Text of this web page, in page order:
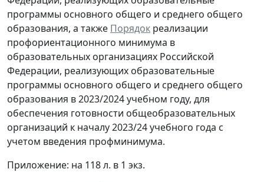
программы основного общего и среднего общего
образования, а также Порядок реализации
профориентационного минимума в
образовательных организациях Российской
Федерации, реализующих образовательные
программы основного общего и среднего общего
образования в 2023/2024 учебном году, для
обеспечения готовности общеобразовательных
организаций к началу 2023/24 учебного года с
учетом введения профминимума.
Приложение: на 118 л. в 1 экз.